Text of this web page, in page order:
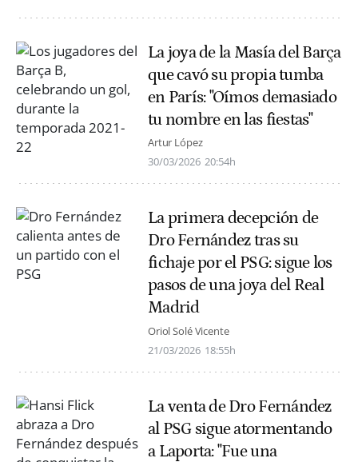
La joya de la Masía del Barça
que cavó su propia tumba
en París: "Oímos demasiado
tu nombre en las fiestas"
Artur López
30/03/2026 20:54h
La primera decepción de
Dro Fernández tras su
fichaje por el PSG: sigue los
pasos de una joya del Real
Madrid
Oriol Solé Vicente
21/03/2026 18:55h
La venta de Dro Fernández
al PSG sigue atormentando
a Laporta: "Fue una